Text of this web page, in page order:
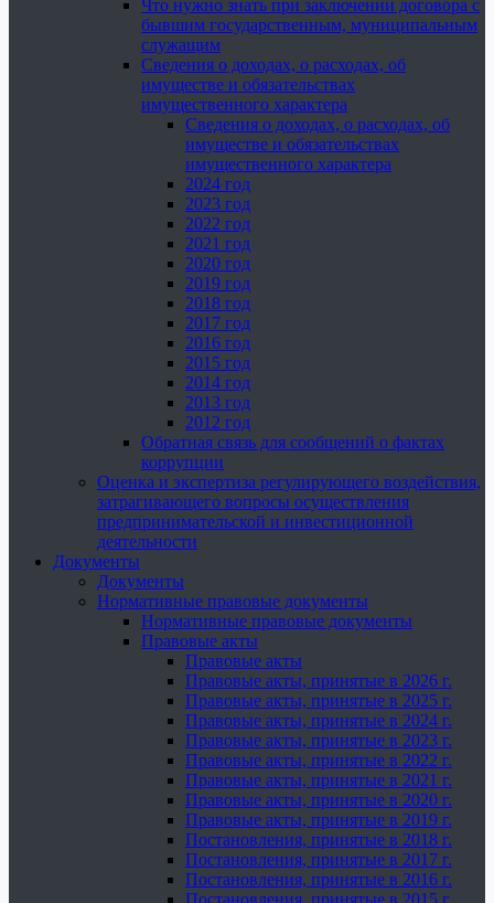
Что нужно знать при заключении договора с
бывшим государственным, муниципальным
служащим
Сведения о доходах, о расходах, об
имуществе и обязательствах
имущественного характера
Сведения о доходах, о расходах, об
имуществе и обязательствах
имущественного характера
2024 год
2023 год
2022 год
2021 год
2020 год
2019 год
2018 год
2017 год
2016 год
2015 год
2014 год
2013 год
2012 год
Обратная связь для сообщений о фактах
коррупции
Оценка и экспертиза регулирующего воздействия,
затрагивающего вопросы осуществления
предпринимательской и инвестиционной
деятельности
Документы
Документы
Нормативные правовые документы
Нормативные правовые документы
Правовые акты
Правовые акты
Правовые акты, принятые в 2026 г.
Правовые акты, принятые в 2025 г.
Правовые акты, принятые в 2024 г.
Правовые акты, принятые в 2023 г.
Правовые акты, принятые в 2022 г.
Правовые акты, принятые в 2021 г.
Правовые акты, принятые в 2020 г.
Правовые акты, принятые в 2019 г.
Постановления, принятые в 2018 г.
Постановления, принятые в 2017 г.
Постановления, принятые в 2016 г.
Постановления, принятые в 2015 г.